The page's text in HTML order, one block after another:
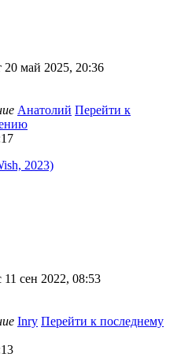
20 май 2025, 20:36
Анатолий Перейти к
2023)
11 сен 2022, 08:53
Inry Перейти к последнему